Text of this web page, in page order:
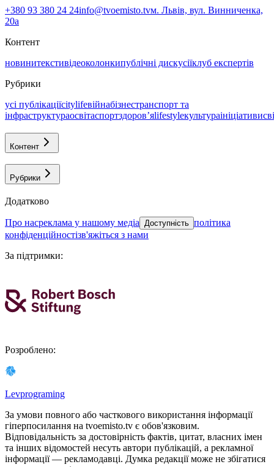
+380 93 380 24 24info@tvoemisto.tvм. Львів, вул. Винниченка,
20а
Контент
новинитекстивідеоколонкипублічні дискусіїклуб експертів
Рубрики
усі публікаціїcitylifeвійнабізнестранспорт та
інфраструктураосвітаспортздоровʼяlifestyleкультураініціативи
Контент
Рубрики
Додатково
про насреклама у нашому медіа Доступність політика
конфіденційностізв'яжіться з нами
За підтримки:
Розроблено:
Levprograming
За умови повного або часткового використання iнформацiї
гіперпосилання на tvoemisto.tv є обов'язковим.
Відповідальність за достовірність фактів, цитат, власних імен
та інших відомостей несуть автори публікацій, а рекламної
інформації — рекламодавці. Думка редакцiї може не збiгатися